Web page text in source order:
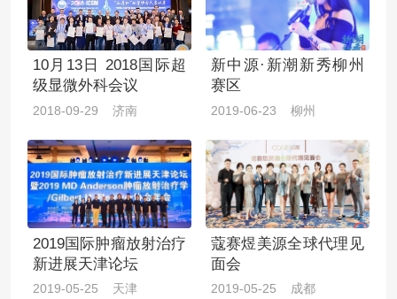
10月13日 2018国际超
级显微外科会议
2018-09-29 济南
新中源·新潮新秀柳州
赛区
2019-06-23 柳州
2019国际肿瘤放射治疗
新进展天津论坛
2019-05-25 天津
蔻赛煜美源全球代理见
面会
2019-05-25 成都